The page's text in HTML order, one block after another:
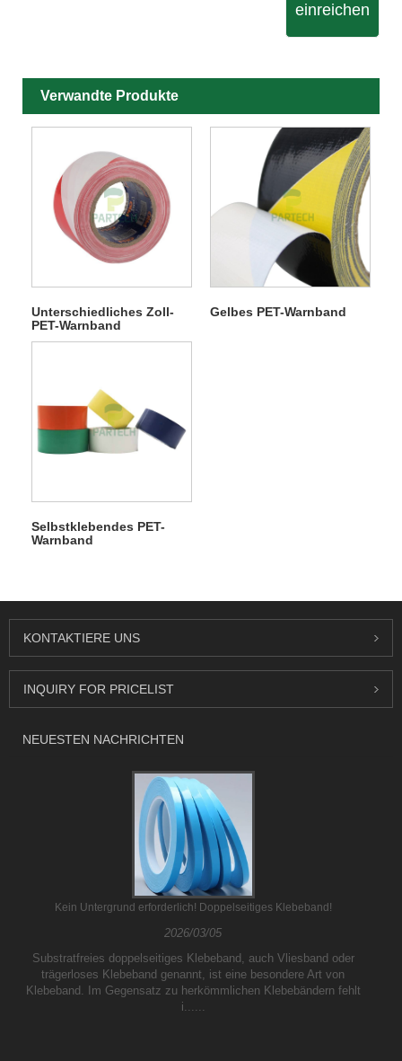
einreichen
Verwandte Produkte
Unterschiedliches Zoll-
PET-Warnband
Gelbes PET-Warnband
Selbstklebendes PET-
Warnband
KONTAKTIERE UNS
INQUIRY FOR PRICELIST
NEUESTEN NACHRICHTEN
Kein Untergrund erforderlich! Doppelseitiges Klebeband!
2026/03/05
Substratfreies doppelseitiges Klebeband, auch Vliesband oder
trägerloses Klebeband genannt, ist eine besondere Art von
Klebeband. Im Gegensatz zu herkömmlichen Klebebändern fehlt
i......